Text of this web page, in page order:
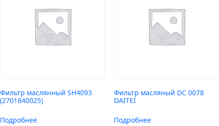
Фильтр маслянный SH4093
(2701840025)
Подробнее
Фильтр масляный DC 0078
DAITEI
Подробнее